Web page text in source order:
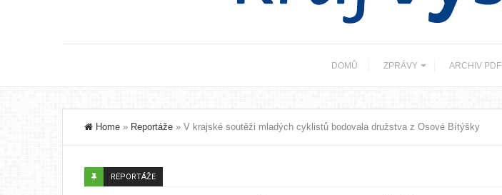
DOMŮ ZPRÁVY ARCHIV PDF
Home » Reportáže » V krajské soutěži mladých cyklistů bodovala družstva z Osové Bítýšky
REPORTÁŽE